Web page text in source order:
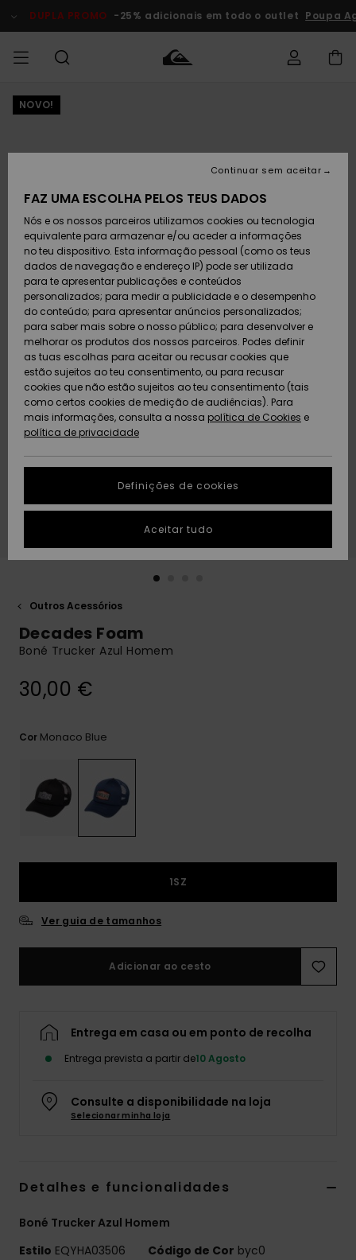
do
DUPLA PROMO -25% adicionais em todo o outlet Poupa
HOMEM
Calçado e
chinelos
Surfe/água
Snow
Artigos
recém-
chegados
Coleções
MENINO
Calçado e
chinelos
Surfe/água
Neve
Artigos
recém-
chegados
Highlights
MULHER
chegados
Highlights
Snow
SURF
Crianças
Highlights
Community
SNOW
Artigos
Criança
Snow Shop
Feminino
Highlights
Community
DUPLA
PROMO
Criança
Outlet
Mulher
AJUDA
Devoluções
Pagamento
Cartão
presente
Quiksilver
Freedom
Protecção de
dados
Guia de
tamanhos
conversa para
obteres a
resposta mais
rápida à tua
conversa
formulário de
SUSTAINABILITY
PRESENTE
DESEJO
NOVO!
Outros Acessórios
Decades Foam
Boné Trucker Azul Homem
30,00 €
Cor Monaco Blue
1SZ
Ver guia de tamanhos
Adicionar ao cesto
Entrega em casa ou em ponto de recolha
Entrega prevista a partir de10 Agosto
Consulte a disponibilidade na loja
Selecionar minha loja
Detalhes e funcionalidades
Boné Trucker Azul Homem
Estilo EQYHA03506 Código de Cor byc0
FAZ UMA ESCOLHA PELOS TEUS DADOS
Nós e os nossos parceiros utilizamos cookies ou tecnologia
equivalente para armazenar e/ou aceder a informações
no teu dispositivo. Esta informação pessoal (como os teus
dados de navegação e endereço IP) pode ser utilizada
para te apresentar publicações e conteúdos
personalizados; para medir a publicidade e o desempenho
do conteúdo; para apresentar anúncios personalizados;
para saber mais sobre o nosso público; para desenvolver e
melhorar os produtos dos nossos parceiros. Podes definir
as tuas escolhas para aceitar ou recusar cookies que
estão sujeitos ao teu consentimento, ou para recusar
cookies que não estão sujeitos ao teu consentimento (tais
como certos cookies de medição de audiências). Para
mais informações, consulta a nossa política de Cookies e
política de privacidade
Definições de cookies
Continuar sem aceitar
Aceitar tudo